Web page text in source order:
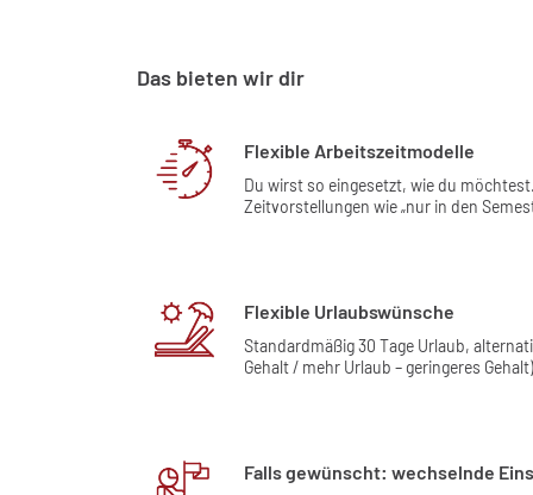
Das bieten wir dir
Flexible Arbeitszeitmodelle
Du wirst so eingesetzt, wie du
Zeitvorstellungen wie „nur in den
Flexible Urlaubswünsche
Standardmäßig 30 Tage Urlaub,
Gehalt / mehr Urlaub – geringeres
Falls gewünscht: wechselnde